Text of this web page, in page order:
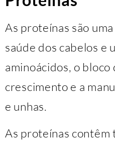
As proteínas são
saúde dos cabelos e
aminoácidos, o
crescimento e a
e unhas.
As proteínas contêm